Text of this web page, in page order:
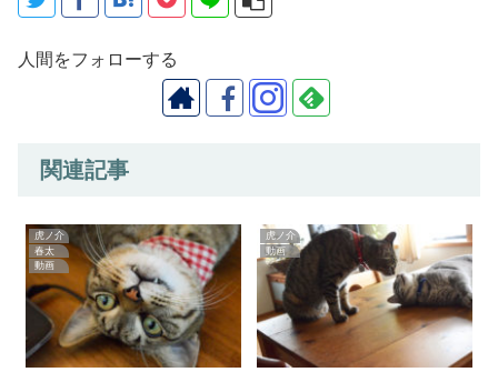
人間をフォローする
関連記事
虎ノ介
春太
動画
虎ノ介
動画